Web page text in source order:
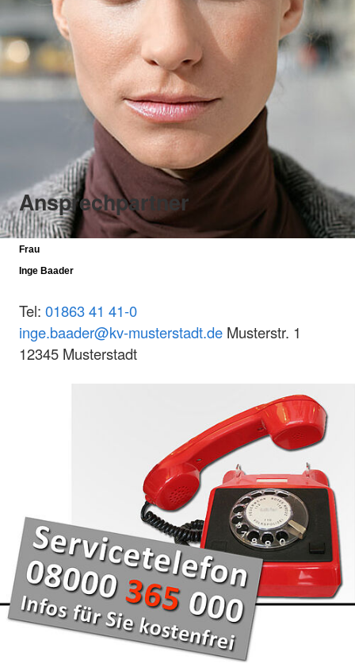
Ansprechpartner
Frau
Inge Baader
Tel: 01863 41 41-0
inge.baader@kv-musterstadt.de Musterstr. 1
12345 Musterstadt